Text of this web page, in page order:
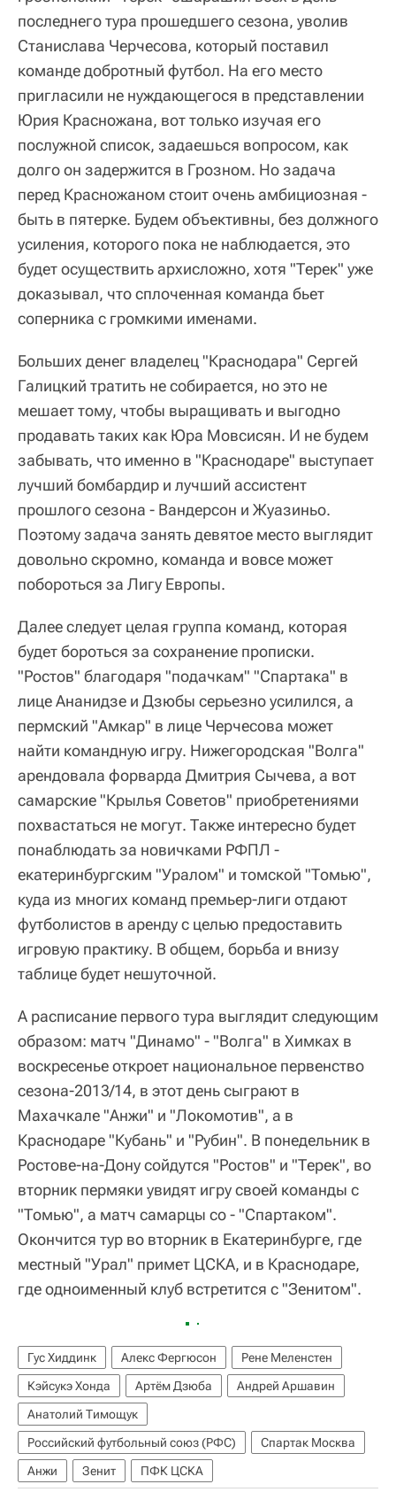
последнего тура прошедшего сезона, уволив
Станислава Черчесова, который поставил
команде добротный футбол. На его место
пригласили не нуждающегося в представлении
Юрия Красножана, вот только изучая его
послужной список, задаешься вопросом, как
долго он задержится в Грозном. Но задача
перед Красножаном стоит очень амбициозная -
быть в пятерке. Будем объективны, без должного
усиления, которого пока не наблюдается, это
будет осуществить архисложно, хотя "Терек" уже
доказывал, что сплоченная команда бьет
соперника с громкими именами.
Больших денег владелец "Краснодара" Сергей
Галицкий тратить не собирается, но это не
мешает тому, чтобы выращивать и выгодно
продавать таких как Юра Мовсисян. И не будем
забывать, что именно в "Краснодаре" выступает
лучший бомбардир и лучший ассистент
прошлого сезона - Вандерсон и Жуазиньо.
Поэтому задача занять девятое место выглядит
довольно скромно, команда и вовсе может
побороться за Лигу Европы.
Далее следует целая группа команд, которая
будет бороться за сохранение прописки.
"Ростов" благодаря "подачкам" "Спартака" в
лице Ананидзе и Дзюбы серьезно усилился, а
пермский "Амкар" в лице Черчесова может
найти командную игру. Нижегородская "Волга"
арендовала форварда Дмитрия Сычева, а вот
самарские "Крылья Советов" приобретениями
похвастаться не могут. Также интересно будет
понаблюдать за новичками РФПЛ -
екатеринбургским "Уралом" и томской "Томью",
куда из многих команд премьер-лиги отдают
футболистов в аренду с целью предоставить
игровую практику. В общем, борьба и внизу
таблице будет нешуточной.
А расписание первого тура выглядит следующим
образом: матч "Динамо" - "Волга" в Химках в
воскресенье откроет национальное первенство
сезона-2013/14, в этот день сыграют в
Махачкале "Анжи" и "Локомотив", а в
Краснодаре "Кубань" и "Рубин". В понедельник в
Ростове-на-Дону сойдутся "Ростов" и "Терек", во
вторник пермяки увидят игру своей команды с
"Томью", а матч самарцы со - "Спартаком".
Окончится тур во вторник в Екатеринбурге, где
местный "Урал" примет ЦСКА, и в Краснодаре,
где одноименный клуб встретится с "Зенитом".
Гус Хиддинк Алекс Фергюсон
Рене Меленстен
Кэйсукэ Хонда
Артём Дзюба
Андрей Аршавин
Анатолий Тимощук
Российский футбольный союз (РФС)
Спартак Москва
Анжи
Зенит ПФК ЦСКА